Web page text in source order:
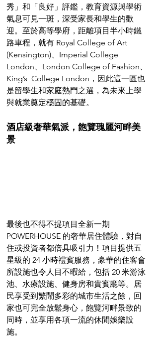
秀」和「良好」評鑑，教育資源與學術
氣息可見一斑，深受家長和學生的歡
迎。至於高等學府，距離項目半小時鐵
路車程，就有 Royal College of Art
(Kensington)、Imperial College
London、London College of Fashion、
King’s  College London，因此這一區也
是留學生和家庭熱門之選，為未來上學
與就業奠定穩固的基礎。
酒店級奢華氣派，飽覽瑰麗河畔美
景
最後也不得不提項目全新一期
POWERHOUSE 的奢華居住體驗，對自
住或投資者都倍具吸引力！項目提供五
星級的 24 小時禮賓服務，豪華的住客會
所設施也令人目不暇給，包括 20 米游泳
池、水療設施、健身房和貴賓廳等。居
民享受到繁鬧多彩的城市生活之餘，回
家也可完全放鬆身心，飽覽河畔景致的
同時，並享用各項一流的休閒娛樂設
施。